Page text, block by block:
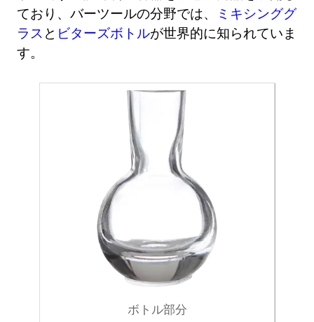
ており、バーツールの分野では、
ミキシンググ
ラス と ビターズボトルが世界的に知られていま
す。
ボトル部分